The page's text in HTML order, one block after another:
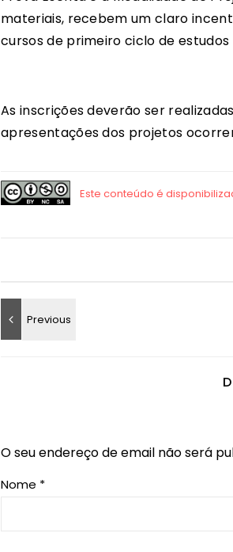
materiais, recebem um claro
cursos de primeiro ciclo de estudos
As inscrições deverão ser
apresentações dos projetos
O seu endereço de email não será
Nome *